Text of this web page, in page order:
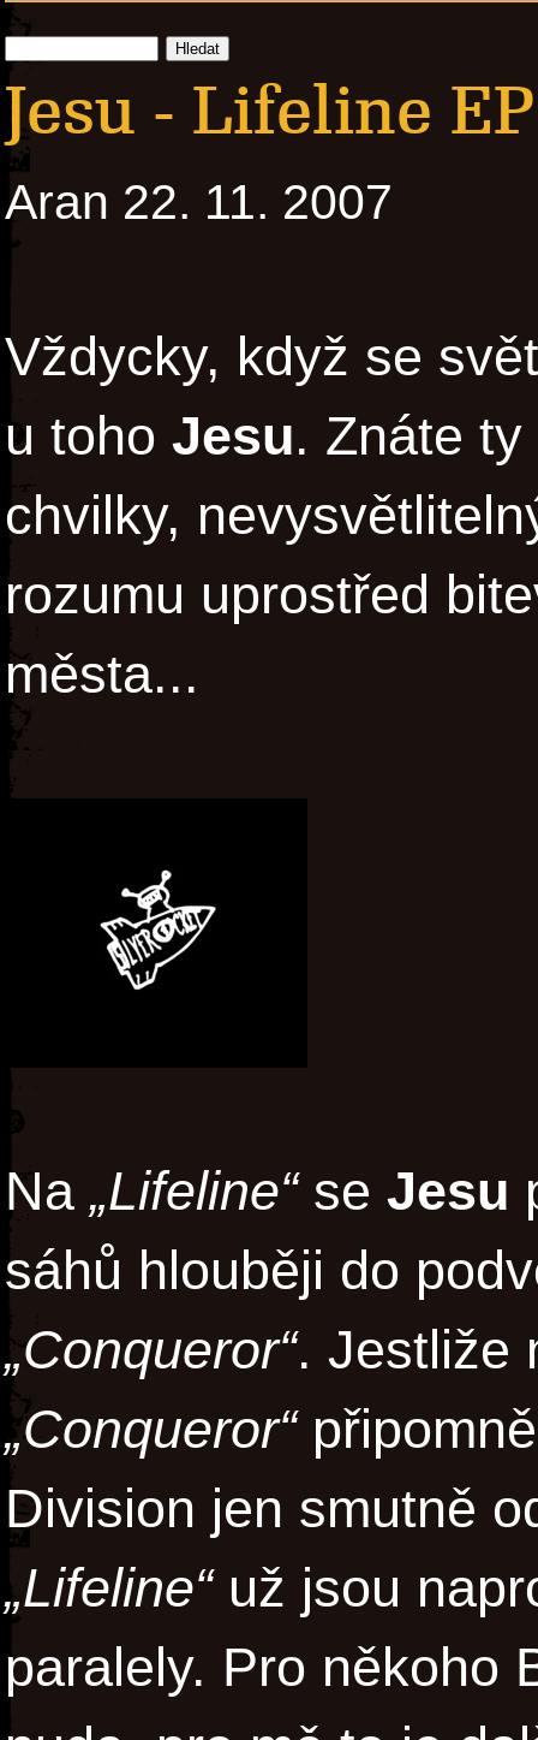
Jesu - Lifeline EP
Aran 22. 11. 2007
Vždycky, když se
u toho Jesu. Znáte
chvilky,
rozumu uprostřed
města...
Na „Lifeline“se Jesu
sáhů hlouběji do
„Conqueror“. Jestliže
„Conqueror“
Division jen smutně
„Lifeline“už jsou
paralely. Pro někoho